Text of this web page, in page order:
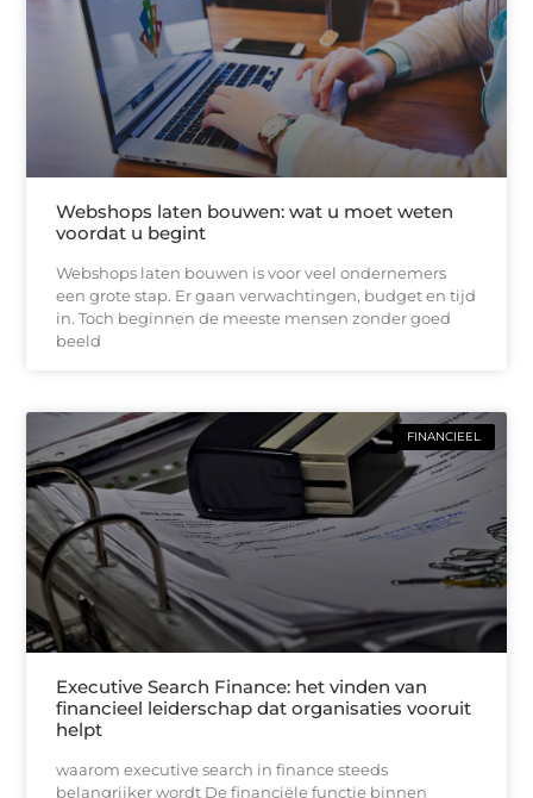
Webshops laten bouwen: wat u moet weten
voordat u begint
Webshops laten bouwen is voor veel ondernemers
een grote stap. Er gaan verwachtingen, budget en tijd
in. Toch beginnen de meeste mensen zonder goed
beeld
FINANCIEEL
Executive Search Finance: het vinden van
financieel leiderschap dat organisaties vooruit
helpt
waarom executive search in finance steeds
belangrijker wordt De financiële functie binnen